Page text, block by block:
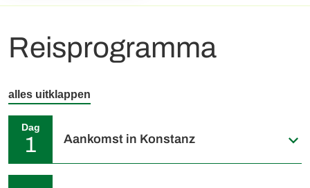
Reisprogramma
alles uitklappen
Dag
1 Aankomst in Konstanz